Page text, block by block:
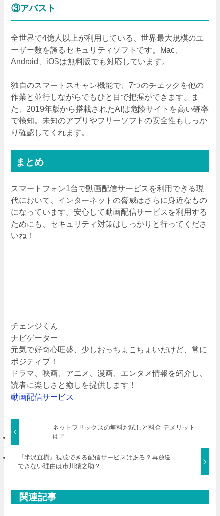
③アバスト
全世界で4億人以上が利用している、世界最大規模のユ
ーザー数を誇るセキュリティソフトです。Mac、
Android、iOSは無料版でも対応しています。
独自のスマートスキャン機能で、7つのチェックを他の
作業と並行しながらでもひと目で把握ができます。ま
た、2019年版から搭載されたAIは危険サイトを高い確率
で検知。未知のアプリやフリーソフトの安全性もしっか
り確認してくれます。
まとめ
スマートフォン1台で動画配信サービスを利用できる現
代において、インターネットの脅威はさらに身近なもの
になっています。安心して動画配信サービスを利用する
ためにも、セキュリティ対策はしっかりと行ってくださ
いね！
チェンジくん
ナビゲーター
元気で好奇心旺盛、少しおっちょこちょいだけど、常に
ポジティブ！
ドラマ、映画、アニメ、漫画、エンタメ情報を紹介し、
読者に楽しさと癒しを提供します！
動画配信サービス
ネットフリックスの無料お試しと料金 デメリット
は？
『半沢直樹』視聴できる配信サービスはある？再放送
できない理由は市川猿之助？
関連記事